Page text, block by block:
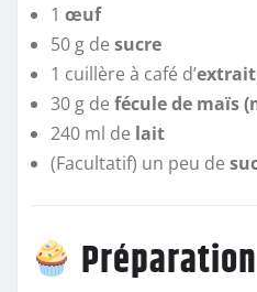
1 œuf
50 g de sucre
1 cuillère à café d’
30 g de fécule de maïs
240 ml de lait
(Facultatif) un peu de